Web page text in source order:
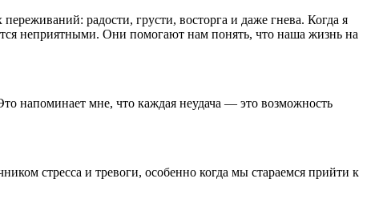
радости, грусти, восторга и даже гнева. Когда я
неприятными. Они помогают нам понять, что наша жизнь на
напоминает мне, что каждая неудача — это возможность
стресса и тревоги, особенно когда мы стараемся прийти к